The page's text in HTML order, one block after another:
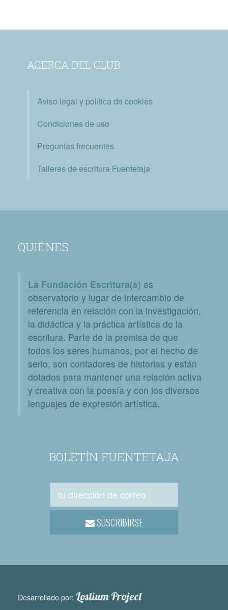
ACERCA DEL CLUB
Aviso legal y política de cookies
Condiciones de uso
Preguntas frecuentes
Talleres de escritura Fuentetaja
QUIÉNES
La Fundación Escritura(s) es
observatorio y lugar de intercambio de
referencia en relación con la investigación,
la didáctica y la práctica artística de la
escritura. Parte de la premisa de que
todos los seres humanos, por el hecho de
serlo, son contadores de historias y están
dotados para mantener una relación activa
y creativa con la poesía y con los diversos
lenguajes de expresión artística.
BOLETÍN FUENTETAJA
SUSCRIBIRSE
Desarrollado por: Lostium Project